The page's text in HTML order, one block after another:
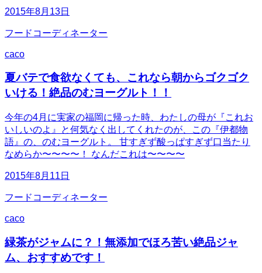
2015年8月13日
フードコーディネーター
caco
夏バテで食欲なくても、これなら朝からゴクゴク
いける！絶品のむヨーグルト！！
今年の4月に実家の福岡に帰った時、わたしの母が『これお
いしいのよ』と何気なく出してくれたのが、この『伊都物
語』の、のむヨーグルト。 甘すぎず酸っぱすぎず口当たり
なめらか〜〜〜〜！ なんだこれは〜〜〜〜
2015年8月11日
フードコーディネーター
caco
緑茶がジャムに？！無添加でほろ苦い絶品ジャ
ム、おすすめです！